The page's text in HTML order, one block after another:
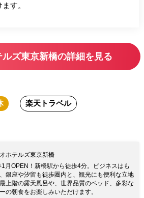
す。
ルズ東京新橋の詳細を見る
楽天トラベル
ホテルズ東京新橋
月OPEN！新橋駅から徒歩4分。ビジネスはも
銀座や汐留も徒歩圏内と、観光にも便利な立地
上階の露天風呂や、世界品質のベッド、多彩な
の朝食をお楽しみいただけます。